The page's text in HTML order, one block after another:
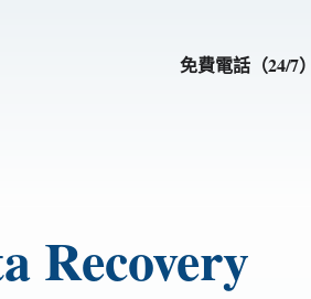
免費電話（24/7
Recovery